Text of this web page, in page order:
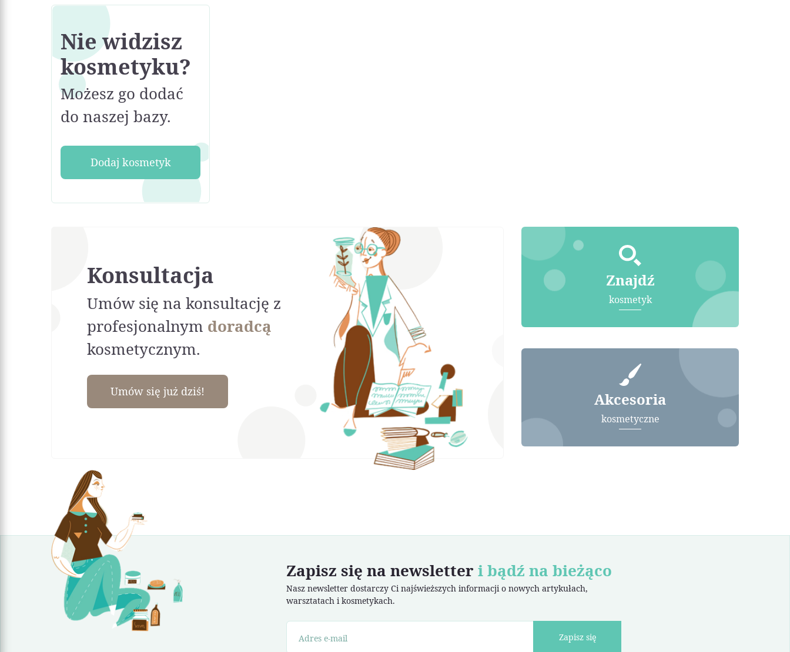
Nie widzisz
kosmetyku?
Możesz go dodać
do naszej bazy.
Dodaj kosmetyk
Konsultacja
Umów się na konsultację z
profesjonalnym doradcą
kosmetycznym.
Umów się już dziś!
Znajdź
kosmetyk
Akcesoria
kosmetyczne
Zapisz się na newsletter i bądź na bieżąco
Nasz newsletter dostarczy Ci najświeższych informacji o nowych artykułach,
warsztatach i kosmetykach.
Zapisz się